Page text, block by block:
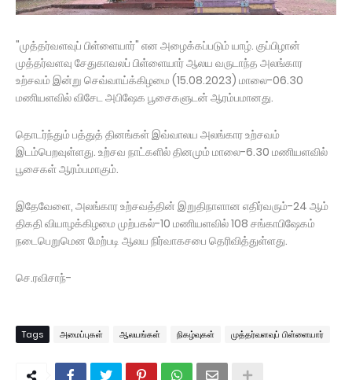
"முத்தர்வளவுப் பிள்ளையார்" என அழைக்கப்படும் யாழ். குப்பிழான்
முத்தர்வளவு சேதுகாவலப் பிள்ளையார் ஆலய வருடாந்த அலங்கார
உற்சவம் இன்று செவ்வாய்க்கிழமை (15.08.2023) மாலை-06.30
மணியளவில் விசேட அபிஷேக பூசைகளுடன் ஆரம்பமானது.
தொடர்ந்தும் பத்துத் தினங்கள் இவ்வாலய அலங்கார உற்சவம்
இடம்பெறவுள்ளது. உற்சவ நாட்களில் தினமும் மாலை-6.30 மணியளவில்
பூசைகள் ஆரம்பமாகும்.
இதேவேளை, அலங்கார உற்சவத்தின் இறுதிநாளான எதிர்வரும்-24 ஆம்
திகதி வியாழக்கிழமை முற்பகல்-10 மணியளவில் 108 சங்காபிஷேகம்
நடைபெறுமென மேற்படி ஆலய நிர்வாகசபை தெரிவித்துள்ளது.
செ.ரவிசாந்-
Tags அமைப்புகள் ஆலயங்கள் நிகழ்வுகள் முத்தர்வளவுப் பிள்ளையார்